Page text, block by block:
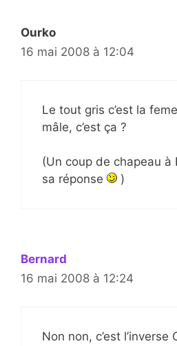
Ourko
16 mai 2008 à 12:04
Le tout gris c’est la
mâle, c’est ça ?
(Un coup de chapeau à
sa réponse
)
Bernard
16 mai 2008 à 12:24
Non non, c’est l’inverse